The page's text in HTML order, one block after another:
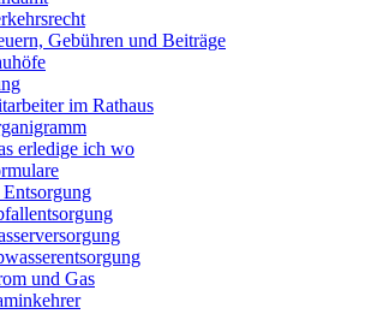
Gebühren und Beiträge
im Rathaus
erledige ich wo
und Gas